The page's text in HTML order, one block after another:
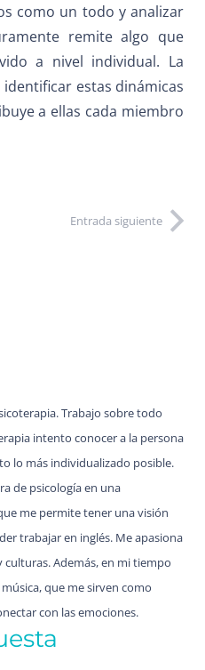
como un todo y analizar
remite algo que
a nivel individual. La
estas dinámicas
a ellas cada miembro
Entrada siguiente
Trabajo sobre todo
intento conocer a la persona
lo más individualizado posible.
de psicología en una
me permite tener una visión
trabajar en inglés. Me apasiona
Además, en mi tiempo
que me sirven como
con las emociones.